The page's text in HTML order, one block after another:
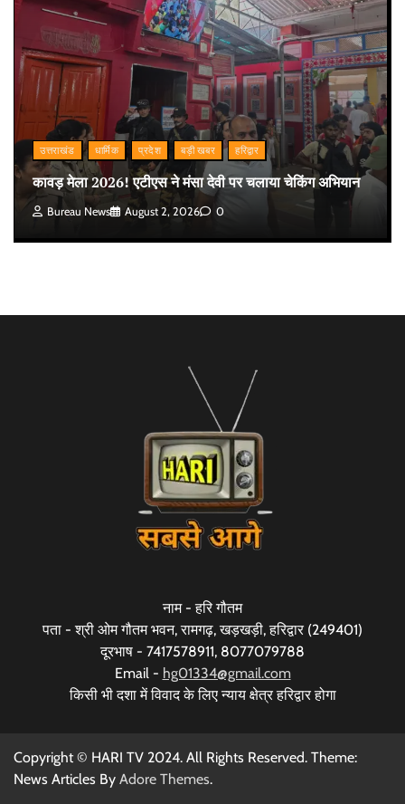
उत्तराखंड धार्मिक प्रदेश बड़ी खबर हरिद्वार
कावड़ मेला 2026! एटीएस ने मंसा देवी पर चलाया चेकिंग अभियान
Bureau News August 2, 2026 0
नाम - हरि गौतम
पता - श्री ओम गौतम भवन, रामगढ़, खड़खड़ी, हरिद्वार (249401)
दूरभाष - 7417578911, 8077079788
Email - hg01334@gmail.com
किसी भी दशा में विवाद के लिए न्याय क्षेत्र हरिद्वार होगा
Copyright © HARI TV 2024. All Rights Reserved. Theme:
News Articles By Adore Themes.